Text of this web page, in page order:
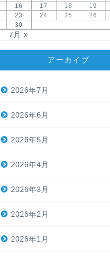
16 17 18 19
23 24 25 26
30
7月 »
アーカイブ
2026年7月
2026年6月
2026年5月
2026年4月
2026年3月
2026年2月
2026年1月